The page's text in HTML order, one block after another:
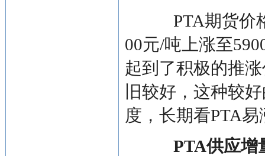
PTA期货价格
00元/吨上涨至
起到了积极的推
旧较好，这种较
度，长期看PTA
PTA供应增